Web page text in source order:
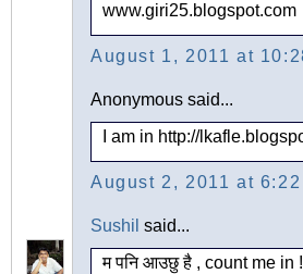
www.giri25.blogspot.com
August 1, 2011 at
Anonymous said...
I am in http://
August 2, 2011 at 6:22
Sushil said...
म पनि आउछु है , count me in !